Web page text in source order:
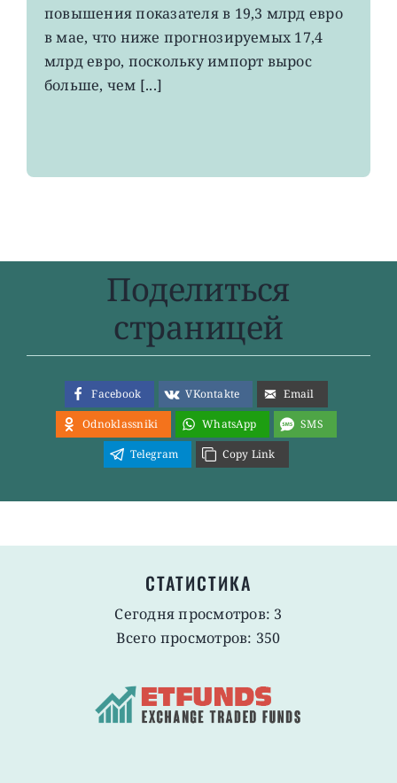
4-
летнего
повышения показателя в 19,3 млрд евро
в мае, что ниже прогнозируемых 17,4
млрд евро, поскольку импорт вырос
больше, чем [...]
Поделиться
страницей
Facebook VKontakte
Email
Odnoklassniki
WhatsApp
SMS
Telegram
Copy Link
СТАТИСТИКА
Сегодня просмотров: 3
Всего просмотров: 350